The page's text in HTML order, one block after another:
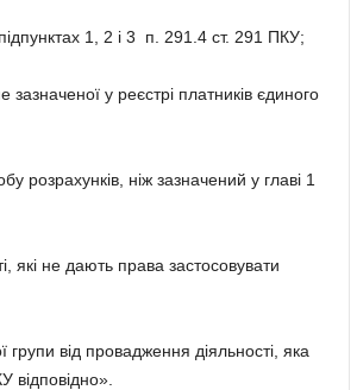
1, 2 і 3 п. 291.4 ст. 291 ПКУ;
у реєстрі платників єдиного
розрахунків, ніж зазначений у главі 1
які не дають права застосовувати
від провадження діяльності, яка
відповідно».